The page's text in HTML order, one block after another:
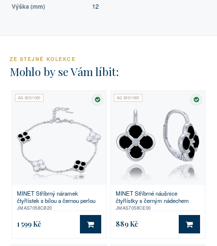
Výška (mm) 12
ZE STEJNÉ KOLEKCE
Mohlo by se Vám líbit:
AG 925/1000
SKLADEM
MINET Stříbrný náramek
čtyřlístek s bílou a černou perlou
JMAS7058CB20
1 599 Kč DO KOŠÍKU
AG 925/1000
MINET Stříbrné náušnice
čtyřlístky s černým nádechem
JMAS7058CE00
889 Kč DO